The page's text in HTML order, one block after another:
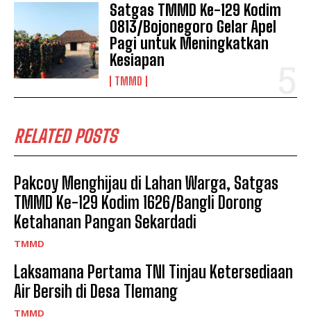
Satgas TMMD Ke-129 Kodim
0813/Bojonegoro Gelar Apel
Pagi untuk Meningkatkan
Kesiapan
TMMD
RELATED POSTS
Pakcoy Menghijau di Lahan Warga, Satgas
TMMD Ke-129 Kodim 1626/Bangli Dorong
Ketahanan Pangan Sekardadi
TMMD
Laksamana Pertama TNI Tinjau Ketersediaan
Air Bersih di Desa Tlemang
TMMD